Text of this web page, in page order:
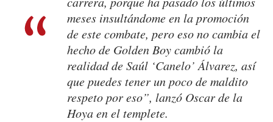
meses insultándome en la promoción
de este combate, pero eso no cambia el
hecho de Golden Boy cambió la
realidad de Saúl ‘Canelo’ Álvarez, así
que puedes tener un poco de maldito
respeto por eso”, lanzó Oscar de la
Hoya en el templete.